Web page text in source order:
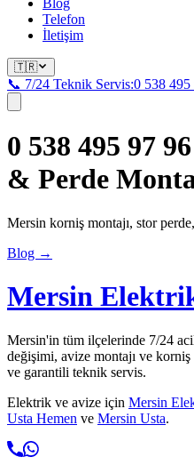
Telefon
İletişim
🇹🇷
📞 7/24 Teknik Servis:0 538 495
0 538 495 97
& Perde
Mersin korniş montajı, stor
Blog →
Mersin
Mersin'in tüm ilçelerinde 7/24
değişimi, avize montajı ve
ve garantili teknik servis.
Elektrik ve avize için Mersin
Usta Hemen ve Mersin Usta.